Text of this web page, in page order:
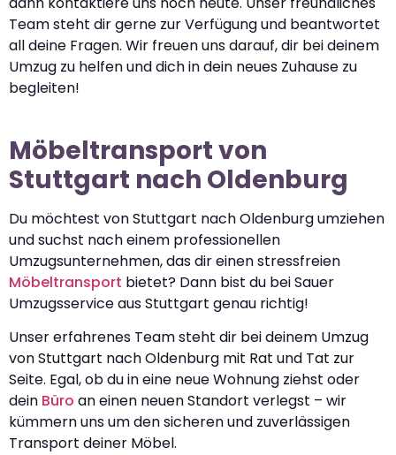
Team steht dir gerne zur Verfügung und beantwortet
all deine Fragen. Wir freuen uns darauf, dir bei deinem
Umzug zu helfen und dich in dein neues Zuhause zu
begleiten!
Möbeltransport von
Stuttgart nach Oldenburg
Du möchtest von Stuttgart nach Oldenburg umziehen
und suchst nach einem professionellen
Umzugsunternehmen, das dir einen stressfreien
Möbeltransport bietet? Dann bist du bei Sauer
Umzugsservice aus Stuttgart genau richtig!
Unser erfahrenes Team steht dir bei deinem Umzug
von Stuttgart nach Oldenburg mit Rat und Tat zur
Seite. Egal, ob du in eine neue Wohnung ziehst oder
dein Büro an einen neuen Standort verlegst – wir
kümmern uns um den sicheren und zuverlässigen
Transport deiner Möbel.